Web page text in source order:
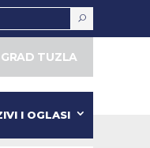
TUZLA
I OGLASI